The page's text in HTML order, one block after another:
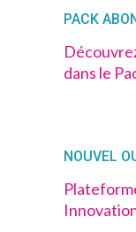
PACK
dans le
NOUVEL